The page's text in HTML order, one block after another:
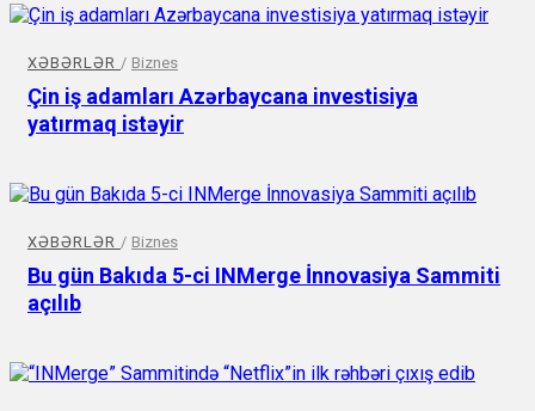
XƏBƏRLƏR / Biznes
Çin iş adamları Azərbaycana investisiya
yatırmaq istəyir
XƏBƏRLƏR / Biznes
Bu gün Bakıda 5-ci INMerge İnnovasiya Sammiti
açılıb